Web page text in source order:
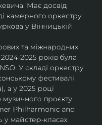
Має досвід
камерного оркестру
у Вінницькій
та міжнародних
2025 років була
У складі оркестру
фестивалі
а у 2025 році
проєкту
Philharmonic and
у майстер-класах